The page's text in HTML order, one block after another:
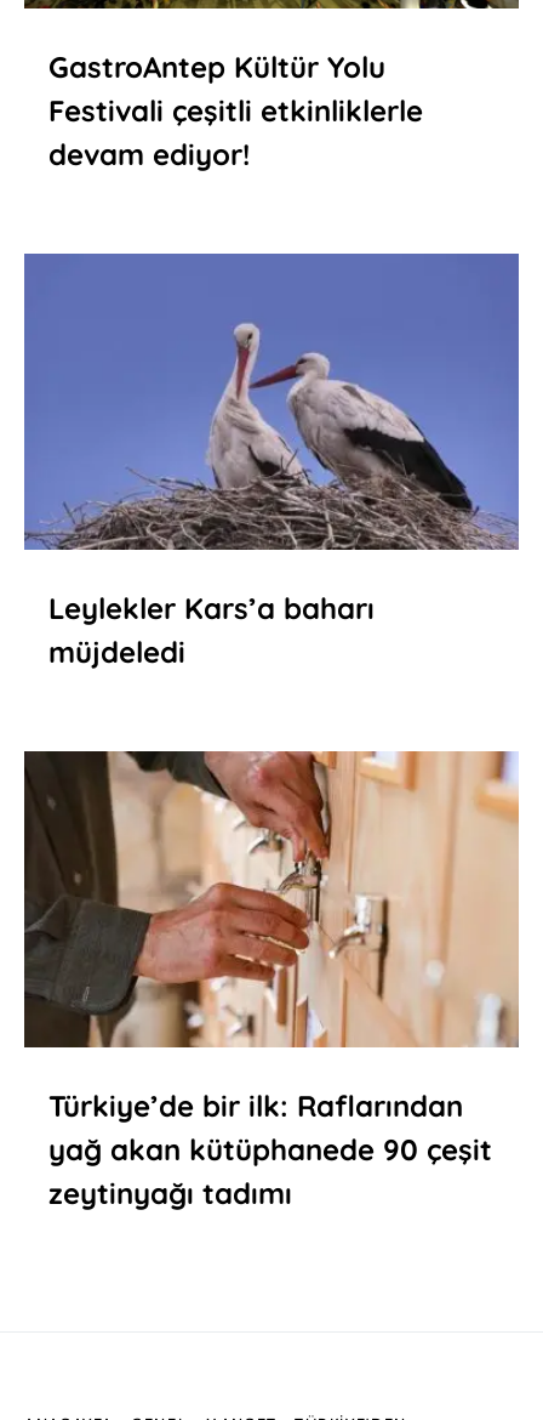
GastroAntep Kültür Yolu
Festivali çeşitli etkinliklerle
devam ediyor!
Leylekler Kars’a baharı
müjdeledi
Türkiye’de bir ilk: Raflarından
yağ akan kütüphanede 90 çeşit
zeytinyağı tadımı